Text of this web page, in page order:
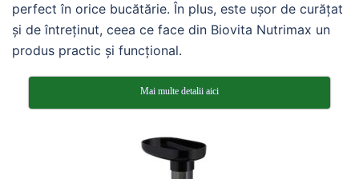
perfect în orice bucătărie. În plus, este ușor de curățat
și de întreținut, ceea ce face din Biovita Nutrimax un
produs practic și funcțional.
Mai multe detalii aici